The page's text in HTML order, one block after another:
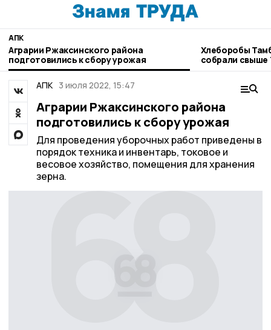
АПК
Аграрии Ржаксинского района
подготовились к сбору урожая
Хлеборобы
собрали свыше
АПК 3 июля 2022, 15:47
Аграрии Ржаксинского района
подготовились к сбору урожая
Для проведения уборочных работ приведены в
порядок техника и инвентарь, токовое и
весовое хозяйство, помещения для хранения
зерна.